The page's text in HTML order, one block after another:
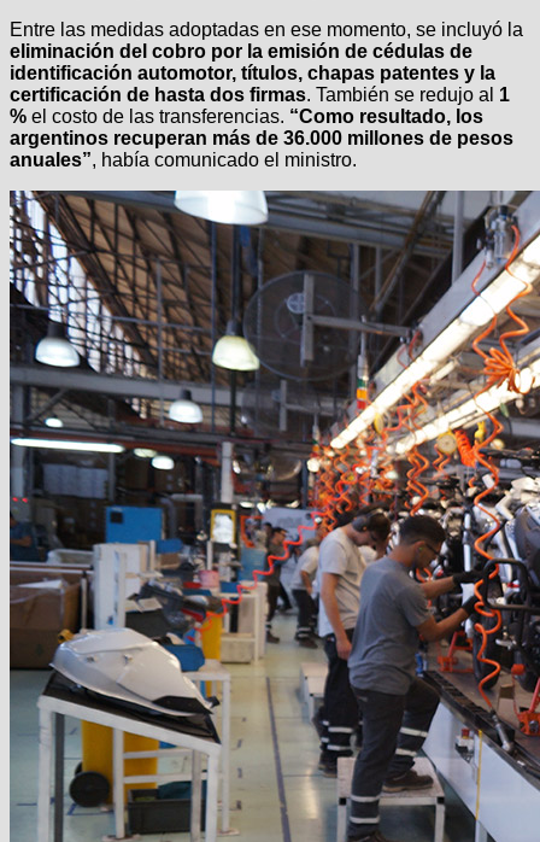
Entre las medidas adoptadas en ese momento, se incluyó la
eliminación del cobro por la emisión de cédulas de
identificación automotor, títulos, chapas patentes y la
certificación de hasta dos firmas. También se redujo al 1
% el costo de las transferencias. “Como resultado, los
argentinos recuperan más de 36.000 millones de pesos
anuales”, había comunicado el ministro.